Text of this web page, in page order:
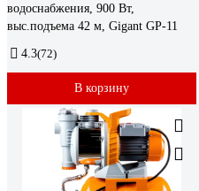
водоснабжения, 900 Вт,
выс.подъема 42 м, Gigant GP-11
4.3(72)
В корзину